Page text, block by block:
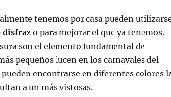
tenemos por casa pueden
disfrazo para mejorar el que ya tenemos.
son el elemento fundamental de
pequeños lucen en los carnavales del
encontrarse en diferentes colores
a un más vistosas.